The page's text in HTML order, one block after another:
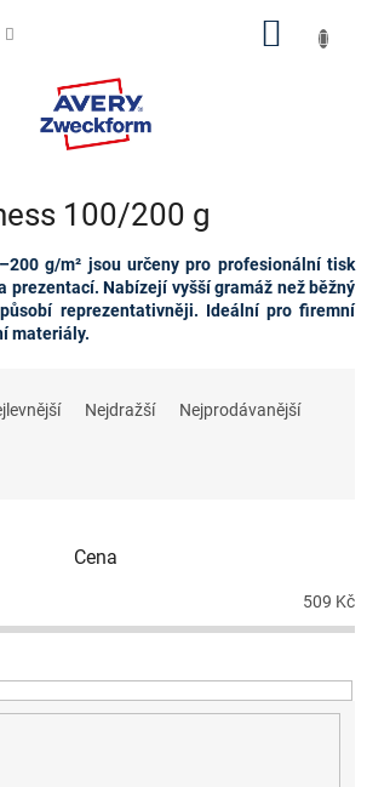
100/200 g
g/m² jsou určeny pro profesionální tisk
prezentací. Nabízejí vyšší gramáž než běžný
reprezentativněji. Ideální pro firemní
materiály.
Nejdražší Nejprodávanější
Cena
509 Kč